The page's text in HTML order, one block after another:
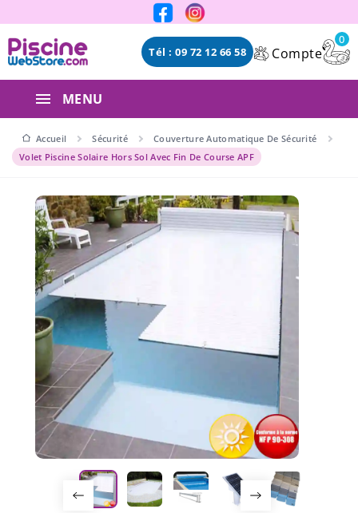
Panneau de gestion des cookies
Tél : 09 72 12 66 58 Compte
0
MENU
Accueil Sécurité
Couverture Automatique De Sécurité
Volet Piscine Solaire Hors Sol Avec Fin De Course APF